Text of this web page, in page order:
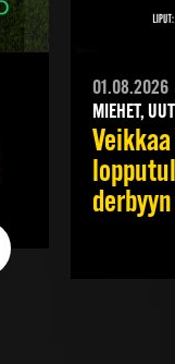
01.08.2026
MIEHET,
derbyyn